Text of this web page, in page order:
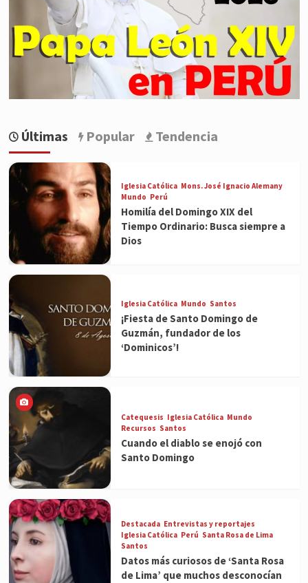
Últimas Popular Tendencia
Iglesia Católica Mons. José Ignacio Alemany
Mundo Perú
Homilía del Domingo XIX del
Tiempo Ordinario: Busca siempre a
Dios
Iglesia Católica Mundo Santos
¡Fiesta de Santo Domingo de
Guzmán, fundador de los
‘Dominicos’!
Catequesis Iglesia Católica Mundo
Recursos Santos
Cuando el diablo se enojó con
Santo Domingo
Destacada Entrevistas y reportajes
Iglesia Católica Perú Santa Rosa de Lima
Santos
Datos más curiosos de ‘Santa Rosa
de Lima’ que muchos desconocían